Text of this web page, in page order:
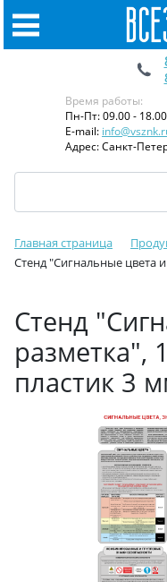
Время работы:
Пн-Пт: 09.00 - 18.00
E-mail:
Адрес: Санкт-
Главная страница
Стенд "Сигнальные цвета
Стенд
разметка",
пластик 3